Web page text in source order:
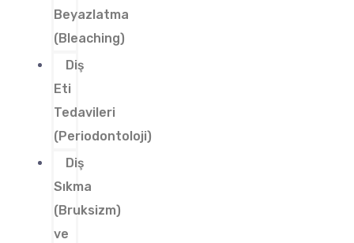
Beyazlatma
(Bleaching)
Diş
Eti
Tedavileri
(Periodontoloji)
Diş
Sıkma
(Bruksizm)
ve